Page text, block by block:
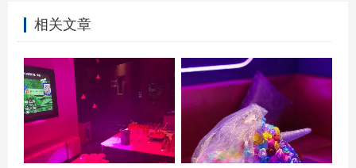
相关文章